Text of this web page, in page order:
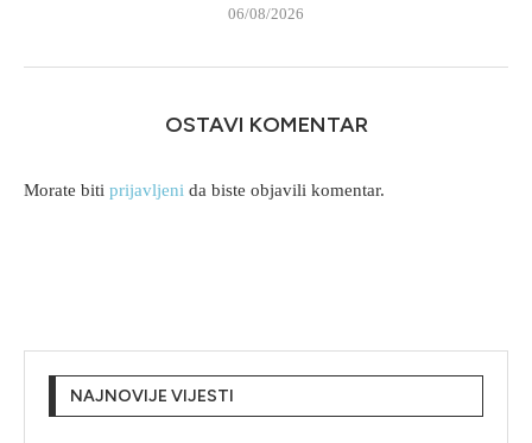
06/08/2026
OSTAVI KOMENTAR
Morate biti prijavljeni da biste objavili komentar.
NAJNOVIJE VIJESTI